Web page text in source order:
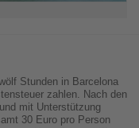
Stunden in Barcelona
zahlen. Nach den
mit Unterstützung
30 Euro pro Person